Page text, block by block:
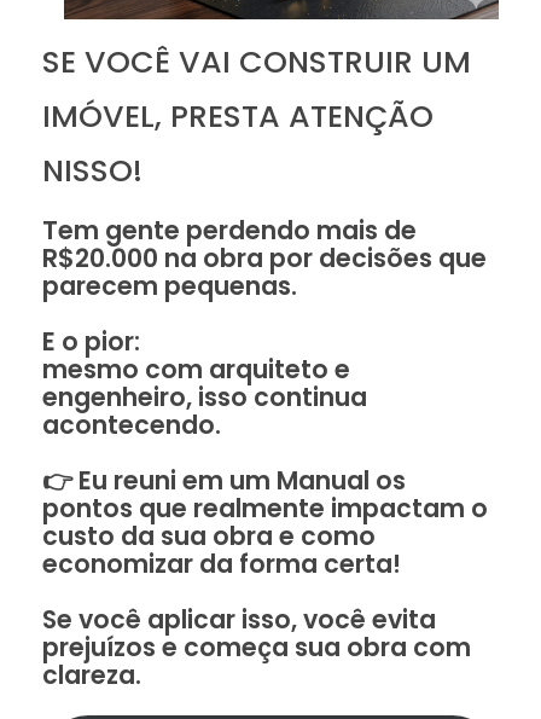
SE VOCÊ VAI CONSTRUIR UM
IMÓVEL, PRESTA ATENÇÃO
NISSO!
Tem gente perdendo mais de
R$20.000 na obra por decisões que
parecem pequenas.
E o pior:
mesmo com arquiteto e
engenheiro, isso continua
acontecendo.
👉 Eu reuni em um Manual os
pontos que realmente impactam o
custo da sua obra e como
economizar da forma certa!
Se você aplicar isso, você evita
prejuízos e começa sua obra com
clareza.